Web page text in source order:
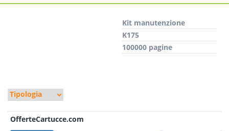
Kit manutenzione
K175
100000 pagine
OfferteCartucce.com